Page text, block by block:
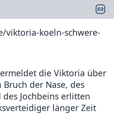
viktoria-koeln-schwere-
die Viktoria über
der Nase, des
Jochbeins erlitten
länger Zeit